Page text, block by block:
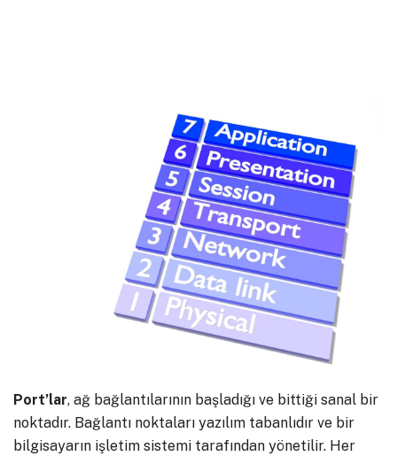
Port’lar, ağ bağlantılarının başladığı ve bittiği sanal bir
noktadır. Bağlantı noktaları yazılım tabanlıdır ve bir
bilgisayarın işletim sistemi tarafından yönetilir. Her